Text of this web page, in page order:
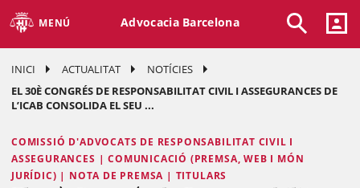
MENÚ Advocacia Barcelona
INICI ACTUALITAT
NOTÍCIES
EL 30È CONGRÉS DE RESPONSABILITAT CIVIL I ASSEGURANCES DE
L’ICAB CONSOLIDA EL SEU ...
COMISSIÓ D'ADVOCATS DE RESPONSABILITAT CIVIL I
ASSEGURANCES | COMUNICACIÓ (PREMSA, WEB I MÓN
JURÍDIC) | NOTA DE PREMSA | TITULARS